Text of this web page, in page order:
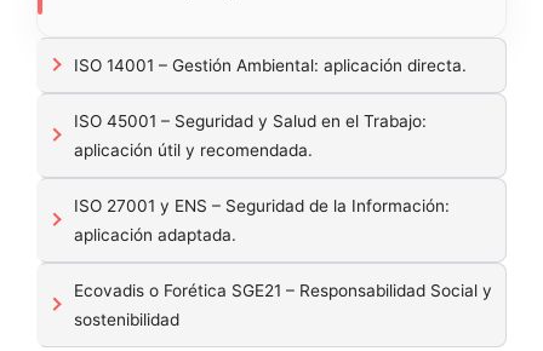
ISO 14001 – Gestión Ambiental: aplicación directa.
ISO 45001 – Seguridad y Salud en el Trabajo:
aplicación útil y recomendada.
ISO 27001 y ENS – Seguridad de la Información:
aplicación adaptada.
Ecovadis o Forética SGE21 – Responsabilidad Social y
sostenibilidad